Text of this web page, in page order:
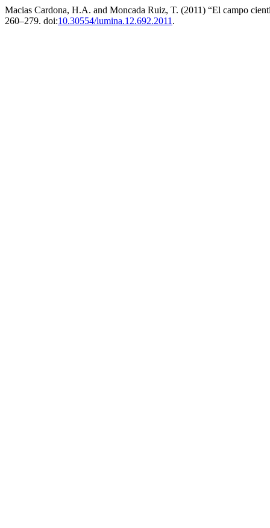
Macias Cardona, H.A. and Moncada Ruiz, T. (2011) “El campo
260–279. doi:10.30554/lumina.12.692.2011 .